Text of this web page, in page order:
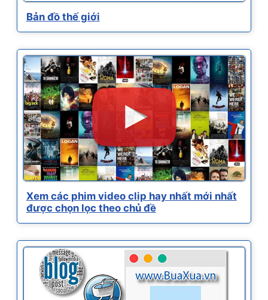
Bản đồ thế giới
Xem các phim video clip hay nhất mới nhất
được chọn lọc theo chủ đề